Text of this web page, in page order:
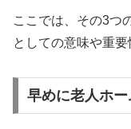
ここでは、その3つ
としての意味や重要
早めに老人ホ